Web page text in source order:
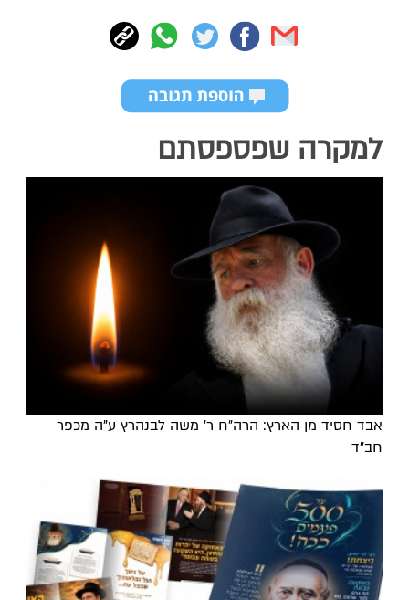
למקרה שפספסתם
אבד חסיד מן הארץ: הרה"ח ר' משה לבנהרץ ע"ה מכפר
חב"ד